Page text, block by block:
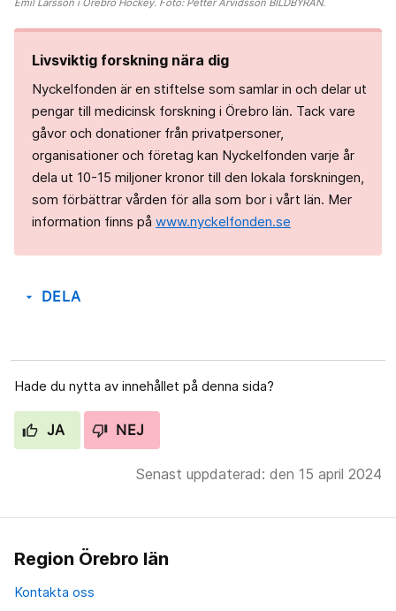
Emil Larsson i Örebro Hockey. Foto: Petter Arvidsson BILDBYRÅN.
Livsviktig forskning nära dig
Nyckelfonden är en stiftelse som samlar in och delar ut
pengar till medicinsk forskning i Örebro län. Tack vare
gåvor och donationer från privatpersoner,
organisationer och företag kan Nyckelfonden varje år
dela ut 10-15 miljoner kronor till den lokala forskningen,
som förbättrar vården för alla som bor i vårt län. Mer
information finns på www.nyckelfonden.se
arrow_drop_down DELA
Hade du nytta av innehållet på denna sida?
JA NEJ
Senast uppdaterad: den 15 april 2024
Region Örebro län
Kontakta oss